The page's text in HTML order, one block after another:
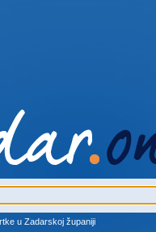
u Zadarskoj županiji